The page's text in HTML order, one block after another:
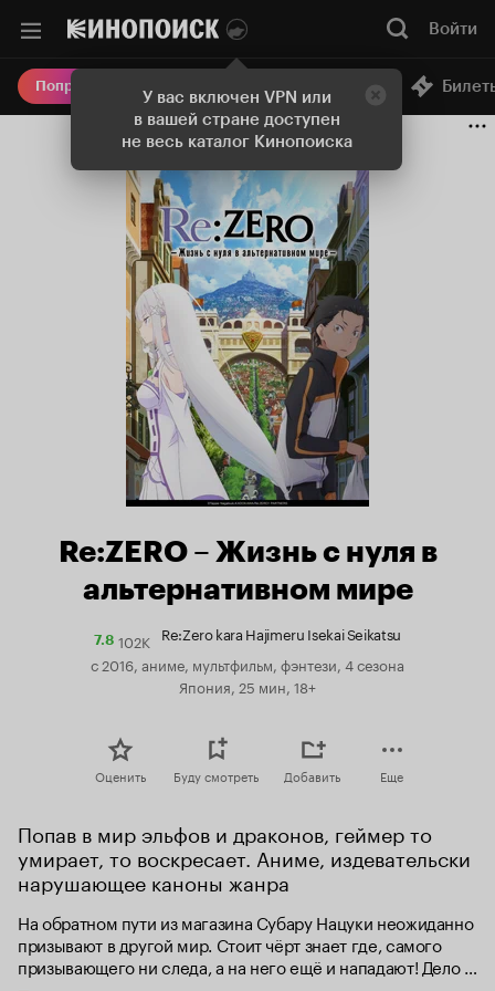
У вас включен VPN или
в вашей стране доступен
не весь каталог Кинопоиска
Войти
Попробовать Плюс Онлайн-кинотеатр
Re:ZERO – Жизнь с нуля в
альтернативном мире
7.8Рейтинг
Кинопоиска
102K Re:Zero kara Hajimeru Isekai Seikatsu
с 2016, аниме, мультфильм, фэнтези, 4 сезона
Япония, 25 мин, 18+
Оценить Буду смотреть Добавить Еще
Попав в мир эльфов и драконов, геймер то
умирает, то воскресает. Аниме, издевательски
нарушающее каноны жанра
На обратном пути из магазина Субару Нацуки неожиданно
призывают в другой мир. Стоит чёрт знает где, самого
призывающего ни следа, а на него ещё и нападают! Дело